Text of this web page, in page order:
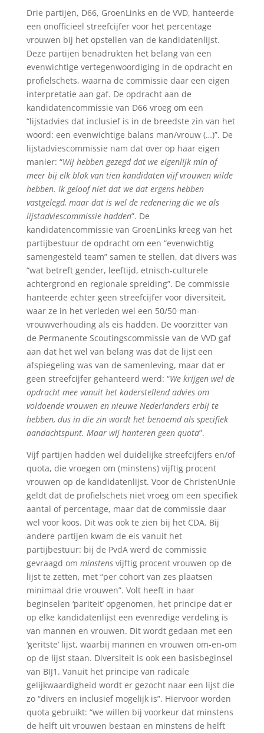
Drie partijen, D66, GroenLinks en de VVD, hanteerde
een onofficieel streefcijfer voor het percentage
vrouwen bij het opstellen van de kandidatenlijst.
Deze partijen benadrukten het belang van een
evenwichtige vertegenwoordiging in de opdracht en
profielschets, waarna de commissie daar een eigen
interpretatie aan gaf. De opdracht aan de
kandidatencommissie van D66 vroeg om een
“lijstadvies dat inclusief is in de breedste zin van het
woord: een evenwichtige balans man/vrouw (…)”. De
lijstadviescommissie nam dat over op haar eigen
manier: “Wij hebben gezegd dat we eigenlijk min of
meer bij elk blok van tien kandidaten vijf vrouwen wilde
hebben. Ik geloof niet dat we dat ergens hebben
vastgelegd, maar dat is wel de redenering die we als
lijstadviescommissie hadden”. De
kandidatencommissie van GroenLinks kreeg van het
partijbestuur de opdracht om een “evenwichtig
samengesteld team” samen te stellen, dat divers was
“wat betreft gender, leeftijd, etnisch-culturele
achtergrond en regionale spreiding”. De commissie
hanteerde echter geen streefcijfer voor diversiteit,
waar ze in het verleden wel een 50/50 man-
vrouwverhouding als eis hadden. De voorzitter van
de Permanente Scoutingscommissie van de VVD gaf
aan dat het wel van belang was dat de lijst een
afspiegeling was van de samenleving, maar dat er
geen streefcijfer gehanteerd werd: “We krijgen wel de
opdracht mee vanuit het kaderstellend advies om
voldoende vrouwen en nieuwe Nederlanders erbij te
hebben, dus in die zin wordt het benoemd als specifiek
aandachtspunt. Maar wij hanteren geen quota”.
Vijf partijen hadden wel duidelijke streefcijfers en/of
quota, die vroegen om (minstens) vijftig procent
vrouwen op de kandidatenlijst. Voor de ChristenUnie
geldt dat de profielschets niet vroeg om een specifiek
aantal of percentage, maar dat de commissie daar
wel voor koos. Dit was ook te zien bij het CDA. Bij
andere partijen kwam de eis vanuit het
partijbestuur: bij de PvdA werd de commissie
gevraagd om minstensvijftig procent vrouwen op de
lijst te zetten, met “per cohort van zes plaatsen
minimaal drie vrouwen”. Volt heeft in haar
beginselen ‘pariteit’ opgenomen, het principe dat er
op elke kandidatenlijst een evenredige verdeling is
van mannen en vrouwen. Dit wordt gedaan met een
‘geritste’ lijst, waarbij mannen en vrouwen om-en-om
op de lijst staan. Diversiteit is ook een basisbeginsel
van BIJ1. Vanuit het principe van radicale
gelijkwaardigheid wordt er gezocht naar een lijst die
zo “divers en inclusief mogelijk is”. Hiervoor worden
quota gebruikt: “we willen bij voorkeur dat minstens
de helft uit vrouwen bestaan en minstens de helft